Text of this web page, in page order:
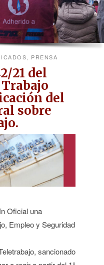
, PRENSA
21 del
del
sobre
Oficial una
Empleo y Seguridad
sancionado